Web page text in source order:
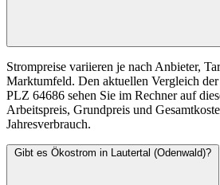
Strompreise variieren je nach Anbieter,
Marktumfeld. Den aktuellen Vergleich
PLZ 64686 sehen Sie im Rechner auf
Arbeitspreis, Grundpreis und
Jahresverbrauch.
Gibt es Ökostrom in Lautertal (Odenwald)?